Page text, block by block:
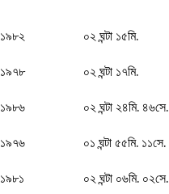
১৯৮২ ০২ ঘন্টা ১৫মি.
১৯৭৮ ০২ ঘন্টা ১৭মি.
১৯৮৬ ০২ ঘন্টা ২৪মি. ৪৬সে.
১৯৭৬ ০১ ঘন্টা ৫৫মি. ১১সে.
১৯৮১ ০২ ঘন্টা ০৬মি. ০২সে.